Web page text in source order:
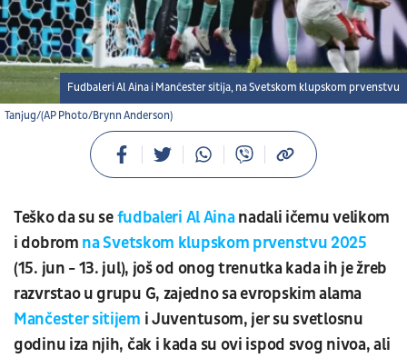
Tanjug/(AP Photo/Brynn Anderson)
Fudbaleri Al Aina i Mančester sitija, na Svetskom klupskom prvenstvu
Teško da su sefudbaleri Al Ainanadali ičemu velikom
i dobrom na Svetskom klupskom prvenstvu 2025
(15. jun - 13. jul), još od onog trenutka kada ih je žreb
razvrstao u grupu G, zajedno sa evropskim alama
Mančester sitijem i Juventusom, jer su svetlosnu
godinu iza njih, čak i kada su ovi ispod svog nivoa, ali